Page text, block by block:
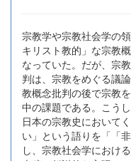
宗教学や宗教社会学の
キリスト教的」な宗教
なっていた。だが、宗
判は、宗教をめぐる議
教概念批判の後で宗教
中の課題である。こう
日本の宗教史において
い」という語りを「「
し、宗教社会学におけ